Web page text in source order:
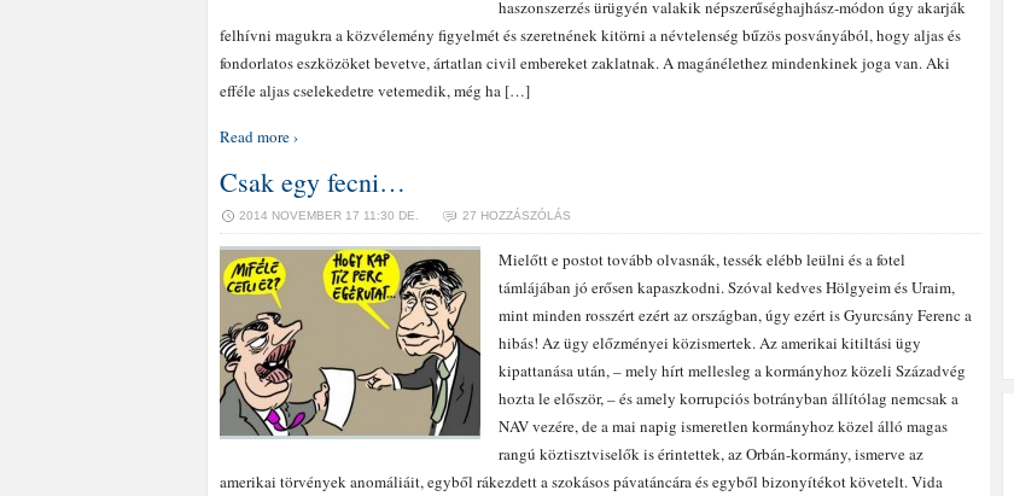
haszonszerzés ürügyén valakik népszerűséghajhász-módon úgy akarják
felhívni magukra a közvélemény figyelmét és szeretnének kitörni a névtelenség bűzös posványából, hogy aljas és
fondorlatos eszközöket bevetve, ártatlan civil embereket zaklatnak. A magánélethez mindenkinek joga van. Aki
efféle aljas cselekedetre vetemedik, még ha […]
Read more ›
Csak egy fecni…
2014 NOVEMBER 17 11:30 DE. 27 HOZZÁSZÓLÁS
Mielőtt e postot tovább olvasnák, tessék elébb leülni és a fotel
támlájában jó erősen kapaszkodni. Szóval kedves Hölgyeim és Uraim,
mint minden rosszért ezért az országban, úgy ezért is Gyurcsány Ferenc a
hibás! Az ügy előzményei közismertek. Az amerikai kitiltási ügy
kipattanása után, – mely hírt mellesleg a kormányhoz közeli Századvég
hozta le először, – és amely korrupciós botrányban állítólag nemcsak a
NAV vezére, de a mai napig ismeretlen kormányhoz közel álló magas
rangú köztisztviselők is érintettek, az Orbán-kormány, ismerve az
amerikai törvények anomáliáit, egyből rákezdett a szokásos pávatáncára és egyből bizonyítékot követelt. Vida